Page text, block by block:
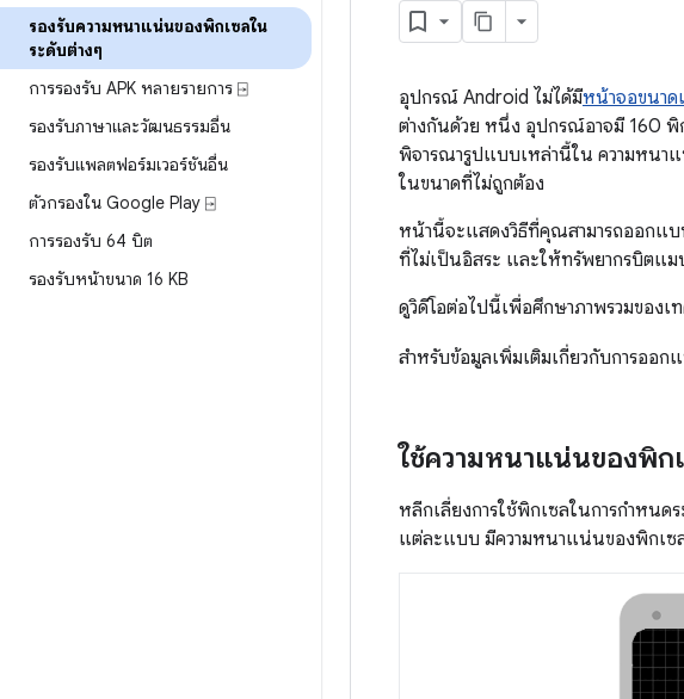
รองรับความหนาแน่นของพิกเซลใน
ระดับต่างๆ
การรองรับ APK หลายรายการ ⍈
รองรับภาษาและวัฒนธรรมอื่น
รองรับแพลตฟอร์มเวอร์ชันอื่น
ตัวกรองใน Google Play ⍈
การรองรับ 64 บิต
รองรับหน้าขนาด 16 KB
อุปกรณ์ Android ไม่ได้มีหน้าจอขนาด
ต่างกันด้วย หนึ่ง อุปกรณ์อาจมี 160
พิจารณารูปแบบเหล่านี้ใน ความหนา
ในขนาดที่ไม่ถูกต้อง
หน้านี้จะแสดงวิธีที่คุณสามารถออกแ
ที่ไม่เป็นอิสระ และให้ทรัพยากรบิตแ
ดูวิดีโอต่อไปนี้เพื่อศึกษาภาพรวมของเ
สำหรับข้อมูลเพิ่มเติมเกี่ยวกับการออก
ใช้ความหนาแน่นของพิก
หลีกเลี่ยงการใช้พิกเซลในการกำหน
แต่ละแบบ มีความหนาแน่นของพิกเซ